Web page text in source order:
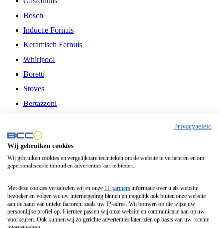
Bosch
Inductie Fornuis
Keramisch Fornuis
Whirlpool
Boretti
Stoves
Bertazzoni
Fitelli
Airfryer
Frituurpan
Contactgrill
Broodbakmachine
Broodrooster
Privacybeleid
Wij gebruiken cookies
Wij gebruiken cookies en vergelijkbare technieken om de website te verbeteren en om
gepersonaliseerde inhoud en advertenties aan te bieden.
Met deze cookies verzamelen wij en onze 11 partners informatie over u als website
bezoeker en volgen we uw internetgedrag binnen en mogelijk ook buiten onze website
aan de hand van unieke factoren, zoals uw IP-adres. Wij bouwen op die wijze uw
persoonlijke profiel op. Hiermee passen wij onze website en communicatie aan op uw
voorkeuren. Ook kunnen wij zo gerichte advertenties laten zien op basis van uw recente